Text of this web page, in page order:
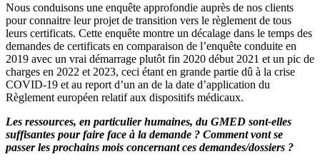
Nous conduisons une enquête approfondie auprès de nos clients
pour connaitre leur projet de transition vers le règlement de tous
leurs certificats. Cette enquête montre un décalage dans le temps des
demandes de certificats en comparaison de l’enquête conduite en
2019 avec un vrai démarrage plutôt fin 2020 début 2021 et un pic de
charges en 2022 et 2023, ceci étant en grande partie dû à la crise
COVID-19 et au report d’un an de la date d’application du
Règlement européen relatif aux dispositifs médicaux.
Les ressources, en particulier humaines, du GMED sont-elles
suffisantes pour faire face à la demande ? Comment vont se
passer les prochains mois concernant ces demandes/dossiers ?